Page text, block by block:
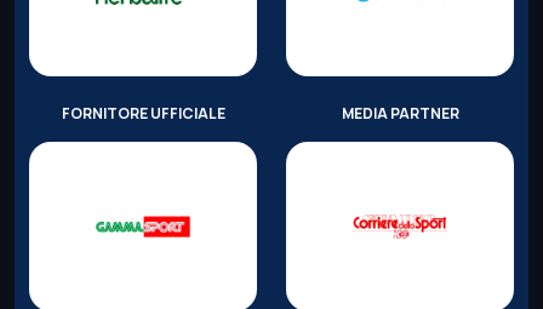
FORNITORE UFFICIALE MEDIA PARTNER